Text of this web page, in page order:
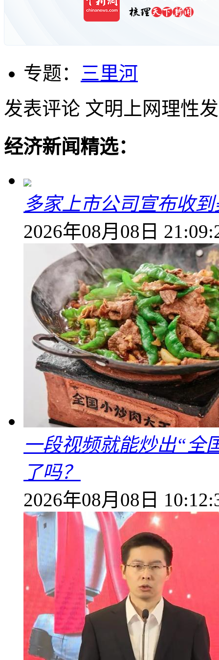
专题： 三里河
发表评论 文明上网理性
经济新闻精选：
多家上市公司宣布收
2026年08月08日
一段视频就能炒出“全
了吗？
2026年08月08日